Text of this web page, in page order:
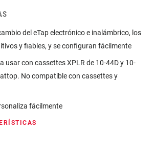
del eTap electrónico e inalámbrico, los
y fiables, y se configuran fácilmente
usar con cassettes XPLR de 10-44D y 10-
No compatible con cassettes y
fácilmente